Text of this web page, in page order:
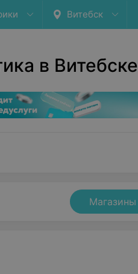
Витебск
в Витебске
Магазины